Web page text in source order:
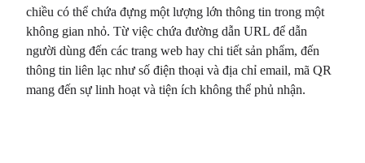
chiều có thể chứa đựng một lượng lớn thông tin trong một
không gian nhỏ. Từ việc chứa đường dẫn URL để dẫn
người dùng đến các trang web hay chi tiết sản phẩm, đến
thông tin liên lạc như số điện thoại và địa chỉ email, mã QR
mang đến sự linh hoạt và tiện ích không thể phủ nhận.